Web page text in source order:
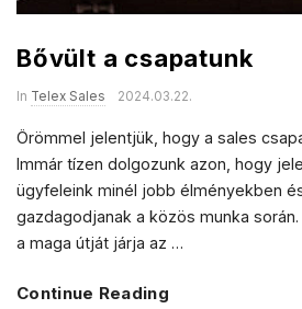
Bővült a csapatunk
In Telex Sales 2024.03.22.
Örömmel jelentjük, hogy a sales
Immár tízen dolgozunk azon, hogy
ügyfeleink minél jobb élményekben
gazdagodjanak a közös munka
a maga útját járja az …
Continue Reading